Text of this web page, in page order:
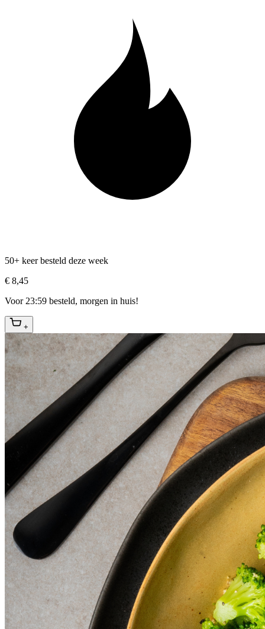
50+ keer besteld deze week
€ 8,45
Voor 23:59 besteld, morgen in huis!
+